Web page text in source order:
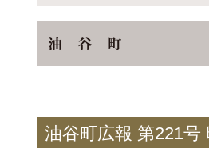
油谷町広報 第221号